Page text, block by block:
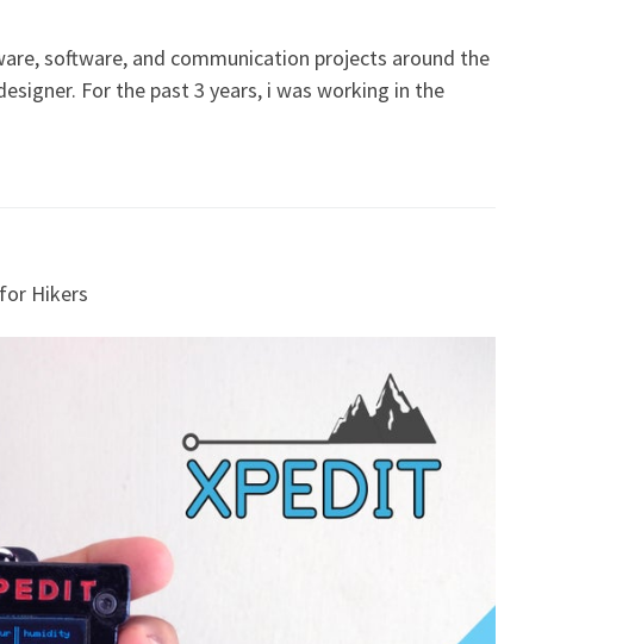
software, and communication projects around the
For the past 3 years, i was working in the
Hikers